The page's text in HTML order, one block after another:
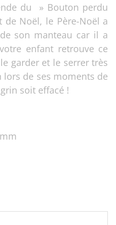
du » Bouton perdu
de Noël, le Père-Noël a
son manteau car il a
enfant retrouve ce
garder et le serrer très
de ses moments de
soit effacé !